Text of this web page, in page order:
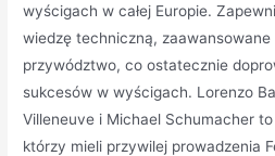
wyścigach w całej Europie.
wiedzę techniczną, zaawansowane
przywództwo, co ostatecznie
sukcesów w wyścigach. Lorenzo
Villeneuve i Michael Schumacher
którzy mieli przywilej prowadzenia